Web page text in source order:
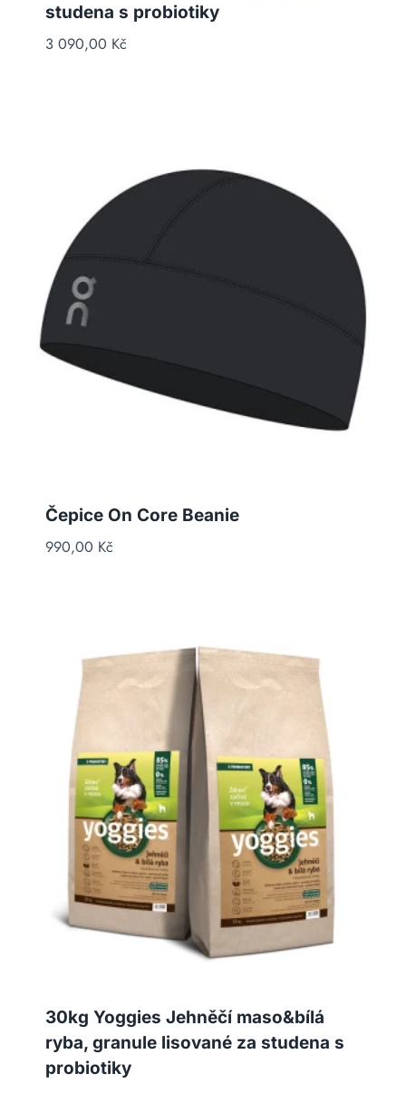
studena s probiotiky
3 090,00 Kč
Čepice On Core Beanie
990,00 Kč
30kg Yoggies Jehněčí maso&bílá
ryba, granule lisované za studena s
probiotiky